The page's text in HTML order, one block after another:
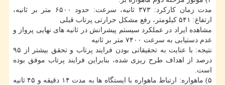
مدت زمان كاركرد: ۳۷۳ ثانیه، سرعت: حدود ۶۵۰۰ متر بر ثانیه،
ارتفاع: ۵۴۱ كیلومتر، رفع مشكل حرارتی پرتاب قبلی
مشاهده ایراد در عملكرد سیستم پیشرانش در ثانیه های نهایی پرواز و
عدم دستیابی به سرعت ۷۴۰۰ متر بر ثانیه
نتیجه: با عنایت به تحقیقاتی بودن فرایند پرتاب و تحقق بیشتر از ۹۵
درصد از اهداف طرح ریزی شده، بنابراین فرایند پرتاب موفق بوده
است.
۵) ماهواره: ارتباط ماهواره با ایستگاه ها به مدت ۱۴ دقیقه و ۴۵ ثانیه